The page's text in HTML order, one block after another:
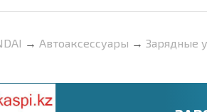
→ Автоаксессуары → Зарядные